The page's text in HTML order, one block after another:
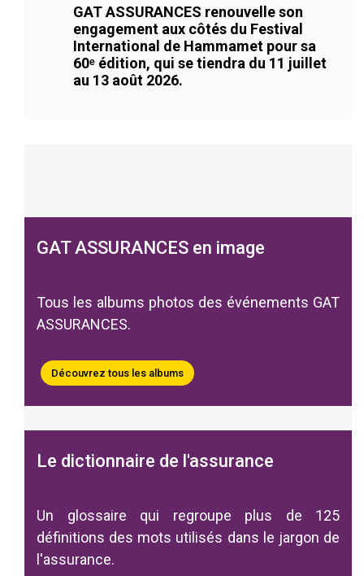
GAT ASSURANCES renouvelle son
engagement aux côtés du Festival
International de Hammamet pour sa
60ᵉ édition, qui se tiendra du 11 juillet
au 13 août 2026.
GAT ASSURANCES en image
Tous les albums photos des événements GAT
ASSURANCES.
Découvrez tous les albums
Le dictionnaire de l'assurance
Un glossaire qui regroupe plus de 125
définitions des mots utilisés dans le jargon de
l'assurance.